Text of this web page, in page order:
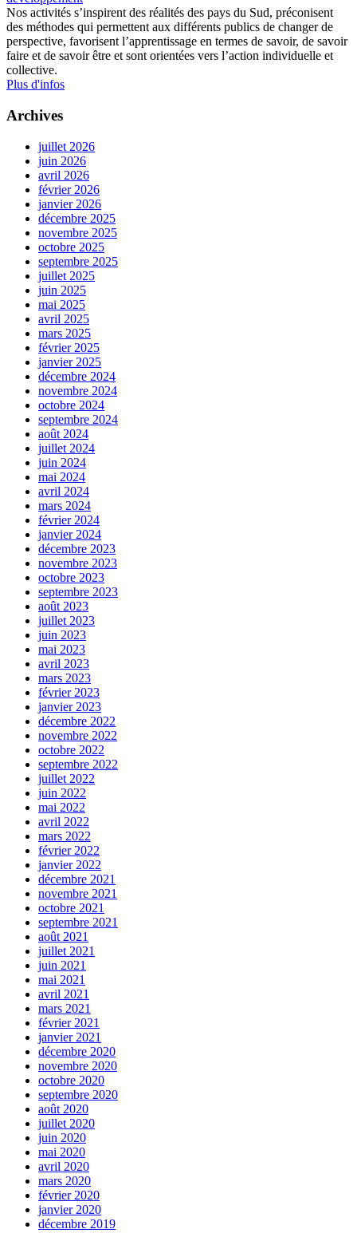
Nos activités s’inspirent des réalités des pays du Sud, préconisent
des méthodes qui permettent aux différents publics de changer de
perspective, favorisent l’apprentissage en termes de savoir, de savoir
faire et de savoir être et sont orientées vers l’action individuelle et
collective.
Plus d'infos
Archives
juillet 2026
juin 2026
avril 2026
février 2026
janvier 2026
décembre 2025
novembre 2025
octobre 2025
septembre 2025
juillet 2025
juin 2025
mai 2025
avril 2025
mars 2025
février 2025
janvier 2025
décembre 2024
novembre 2024
octobre 2024
septembre 2024
août 2024
juillet 2024
juin 2024
mai 2024
avril 2024
mars 2024
février 2024
janvier 2024
décembre 2023
novembre 2023
octobre 2023
septembre 2023
août 2023
juillet 2023
juin 2023
mai 2023
avril 2023
mars 2023
février 2023
janvier 2023
décembre 2022
novembre 2022
octobre 2022
septembre 2022
juillet 2022
juin 2022
mai 2022
avril 2022
mars 2022
février 2022
janvier 2022
décembre 2021
novembre 2021
octobre 2021
septembre 2021
août 2021
juillet 2021
juin 2021
mai 2021
avril 2021
mars 2021
février 2021
janvier 2021
décembre 2020
novembre 2020
octobre 2020
septembre 2020
août 2020
juillet 2020
juin 2020
mai 2020
avril 2020
mars 2020
février 2020
janvier 2020
décembre 2019